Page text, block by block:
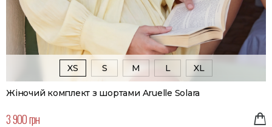
XS S M L XL
Жіночий комплект з шортами Aruelle Solara
3 900 грн